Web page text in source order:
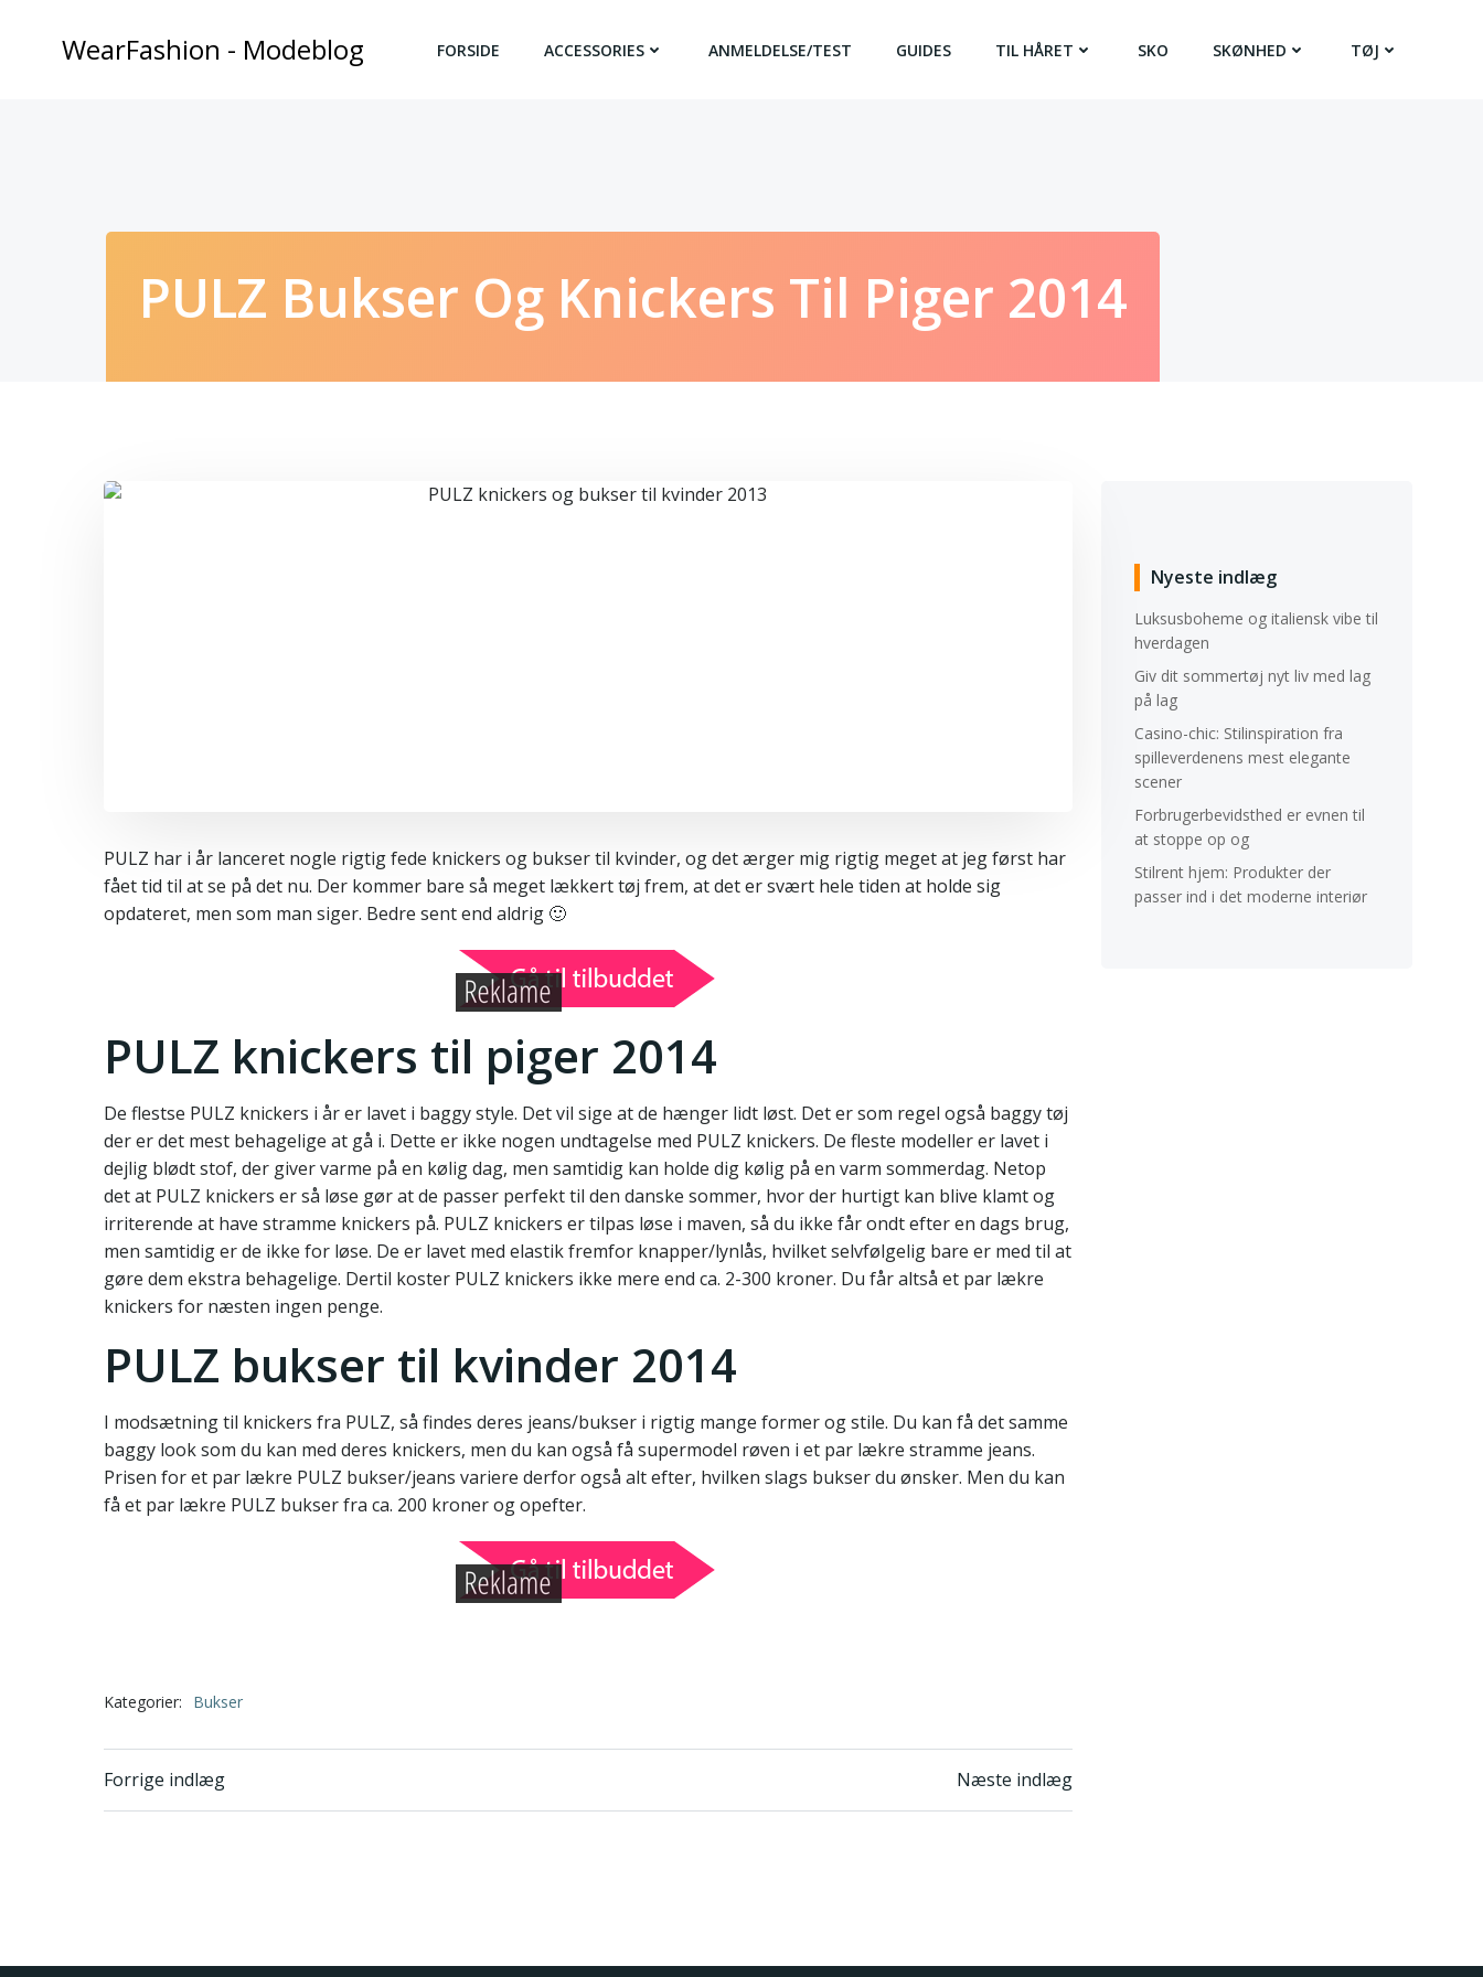
WearFashion - Modeblog FORSIDE ACCESSORIES ANMELDELSE/TEST GUIDES TIL HÅRET SKO SKØNHED TØJ
PULZ Bukser Og Knickers Til Piger 2014
PULZ har i år lanceret nogle rigtig fede knickers og bukser til kvinder, og det ærger mig rigtig meget at jeg først har
fået tid til at se på det nu. Der kommer bare så meget lækkert tøj frem, at det er svært hele tiden at holde sig
opdateret, men som man siger. Bedre sent end aldrig 🙂
PULZ knickers til piger 2014
De flestse PULZ knickers i år er lavet i baggy style. Det vil sige at de hænger lidt løst. Det er som regel også baggy tøj
der er det mest behagelige at gå i. Dette er ikke nogen undtagelse med PULZ knickers. De fleste modeller er lavet i
dejlig blødt stof, der giver varme på en kølig dag, men samtidig kan holde dig kølig på en varm sommerdag. Netop
det at PULZ knickers er så løse gør at de passer perfekt til den danske sommer, hvor der hurtigt kan blive klamt og
irriterende at have stramme knickers på. PULZ knickers er tilpas løse i maven, så du ikke får ondt efter en dags brug,
men samtidig er de ikke for løse. De er lavet med elastik fremfor knapper/lynlås, hvilket selvfølgelig bare er med til at
gøre dem ekstra behagelige. Dertil koster PULZ knickers ikke mere end ca. 2-300 kroner. Du får altså et par lækre
knickers for næsten ingen penge.
PULZ bukser til kvinder 2014
I modsætning til knickers fra PULZ, så findes deres jeans/bukser i rigtig mange former og stile. Du kan få det samme
baggy look som du kan med deres knickers, men du kan også få supermodel røven i et par lækre stramme jeans.
Prisen for et par lækre PULZ bukser/jeans variere derfor også alt efter, hvilken slags bukser du ønsker. Men du kan
få et par lækre PULZ bukser fra ca. 200 kroner og opefter.
Kategorier: Bukser
Indlægsnavigation
Forrige indlæg IndlægsnavigationNæste indlæg
Nyeste indlæg
Luksusboheme og italiensk vibe til
hverdagen
Giv dit sommertøj nyt liv med lag
på lag
Casino-chic: Stilinspiration fra
spilleverdenens mest elegante
scener
Forbrugerbevidsthed er evnen til
at stoppe op og
Stilrent hjem: Produkter der
passer ind i det moderne interiør